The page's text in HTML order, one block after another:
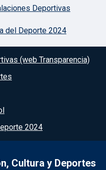
Deportivas
del Deporte 2024
(web Transparencia)
2024
Cultura y Deportes